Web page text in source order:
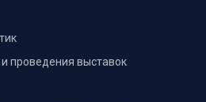
проведения выставок